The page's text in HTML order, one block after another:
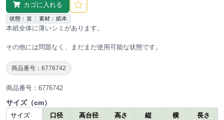
カゴに入れる
状態：並 素材：紙本
本紙全体に薄いシミがあります。
その他には問題なく、まだまだ使用可能な状態です。
商品番号：6776742
商品番号：6776742
サイズ（cm）
サイズ 口径 高台径 高さ 縦 横 長さ